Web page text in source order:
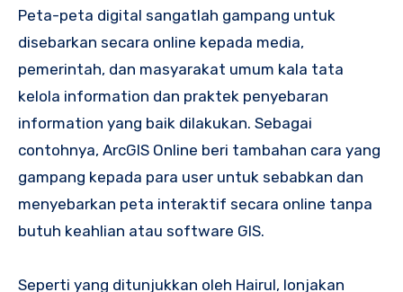
Peta-peta digital sangatlah gampang untuk
disebarkan secara online kepada media,
pemerintah, dan masyarakat umum kala tata
kelola information dan praktek penyebaran
information yang baik dilakukan. Sebagai
contohnya, ArcGIS Online beri tambahan cara yang
gampang kepada para user untuk sebabkan dan
menyebarkan peta interaktif secara online tanpa
butuh keahlian atau software GIS.
Seperti yang ditunjukkan oleh Hairul, lonjakan